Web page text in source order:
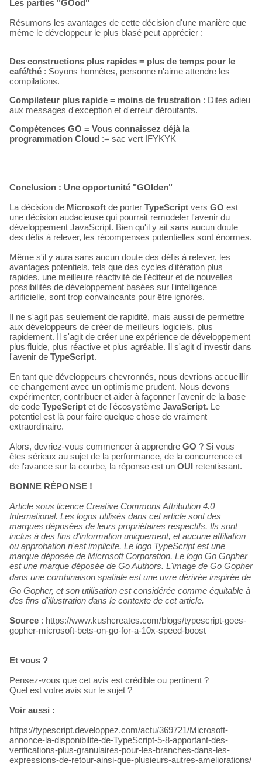
Les parties "GOod"
Résumons les avantages de cette décision d'une manière que
même le développeur le plus blasé peut apprécier :
Des constructions plus rapides = plus de temps pour le
café/thé : Soyons honnêtes, personne n'aime attendre les
compilations.
Compilateur plus rapide = moins de frustration : Dites adieu
aux messages d'exception et d'erreur déroutants.
Compétences GO = Vous connaissez déjà la
programmation Cloud := sac vert IFYKYK
Conclusion : Une opportunité "GOlden"
La décision de Microsoft de porter TypeScript vers GO est
une décision audacieuse qui pourrait remodeler l'avenir du
développement JavaScript. Bien qu'il y ait sans aucun doute
des défis à relever, les récompenses potentielles sont énormes.
Même s'il y aura sans aucun doute des défis à relever, les
avantages potentiels, tels que des cycles d'itération plus
rapides, une meilleure réactivité de l'éditeur et de nouvelles
possibilités de développement basées sur l'intelligence
artificielle, sont trop convaincants pour être ignorés.
Il ne s'agit pas seulement de rapidité, mais aussi de permettre
aux développeurs de créer de meilleurs logiciels, plus
rapidement. Il s'agit de créer une expérience de développement
plus fluide, plus réactive et plus agréable. Il s'agit d'investir dans
l'avenir de TypeScript.
En tant que développeurs chevronnés, nous devrions accueillir
ce changement avec un optimisme prudent. Nous devons
expérimenter, contribuer et aider à façonner l'avenir de la base
de code TypeScript et de l'écosystème JavaScript. Le
potentiel est là pour faire quelque chose de vraiment
extraordinaire.
Alors, devriez-vous commencer à apprendre GO ? Si vous
êtes sérieux au sujet de la performance, de la concurrence et
de l'avance sur la courbe, la réponse est un OUI retentissant.
BONNE RÉPONSE !
Article sous licence Creative Commons Attribution 4.0
International. Les logos utilisés dans cet article sont des
marques déposées de leurs propriétaires respectifs. Ils sont
inclus à des fins d'information uniquement, et aucune affiliation
ou approbation n'est implicite. Le logo TypeScript est une
marque déposée de Microsoft Corporation, Le logo Go Gopher
est une marque déposée de Go Authors. L'image de Go Gopher
dans une combinaison spatiale est une uvre dérivée inspirée de
Go Gopher, et son utilisation est considérée comme équitable à
des fins d'illustration dans le contexte de cet article.
Source : https://www.kushcreates.com/blogs/typescript-goes-
gopher-microsoft-bets-on-go-for-a-10x-speed-boost
Et vous ?
Pensez-vous que cet avis est crédible ou pertinent ?
Quel est votre avis sur le sujet ?
Voir aussi :
https://typescript.developpez.com/actu/369721/Microsoft-
annonce-la-disponibilite-de-TypeScript-5-8-apportant-des-
verifications-plus-granulaires-pour-les-branches-dans-les-
expressions-de-retour-ainsi-que-plusieurs-autres-ameliorations/